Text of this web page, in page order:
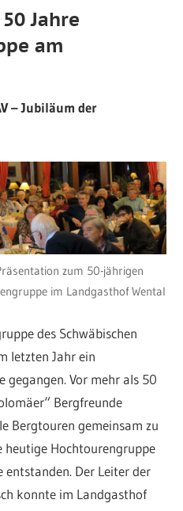
Jahre
am
– Jubiläum der
zum 50-jährigen
im Landgasthof Wental
des Schwäbischen
letzten Jahr ein
gegangen. Vor mehr als 50
Bergfreunde
Bergtouren gemeinsam zu
heutige Hochtourengruppe
entstanden. Der Leiter der
konnte im Landgasthof